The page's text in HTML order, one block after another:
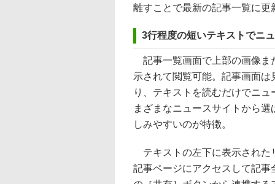
離すことで最新の記事一覧に更
3行程度の短いテキストでニ
記事一覧画面で上部の画像ま
示されて閲覧可能。記事画面
り、テキストを読むだけでニ
まざまなニュースサイトから選
しみやすいのが特徴。
テキストの左下に表示された
記事ページにアクセスして記